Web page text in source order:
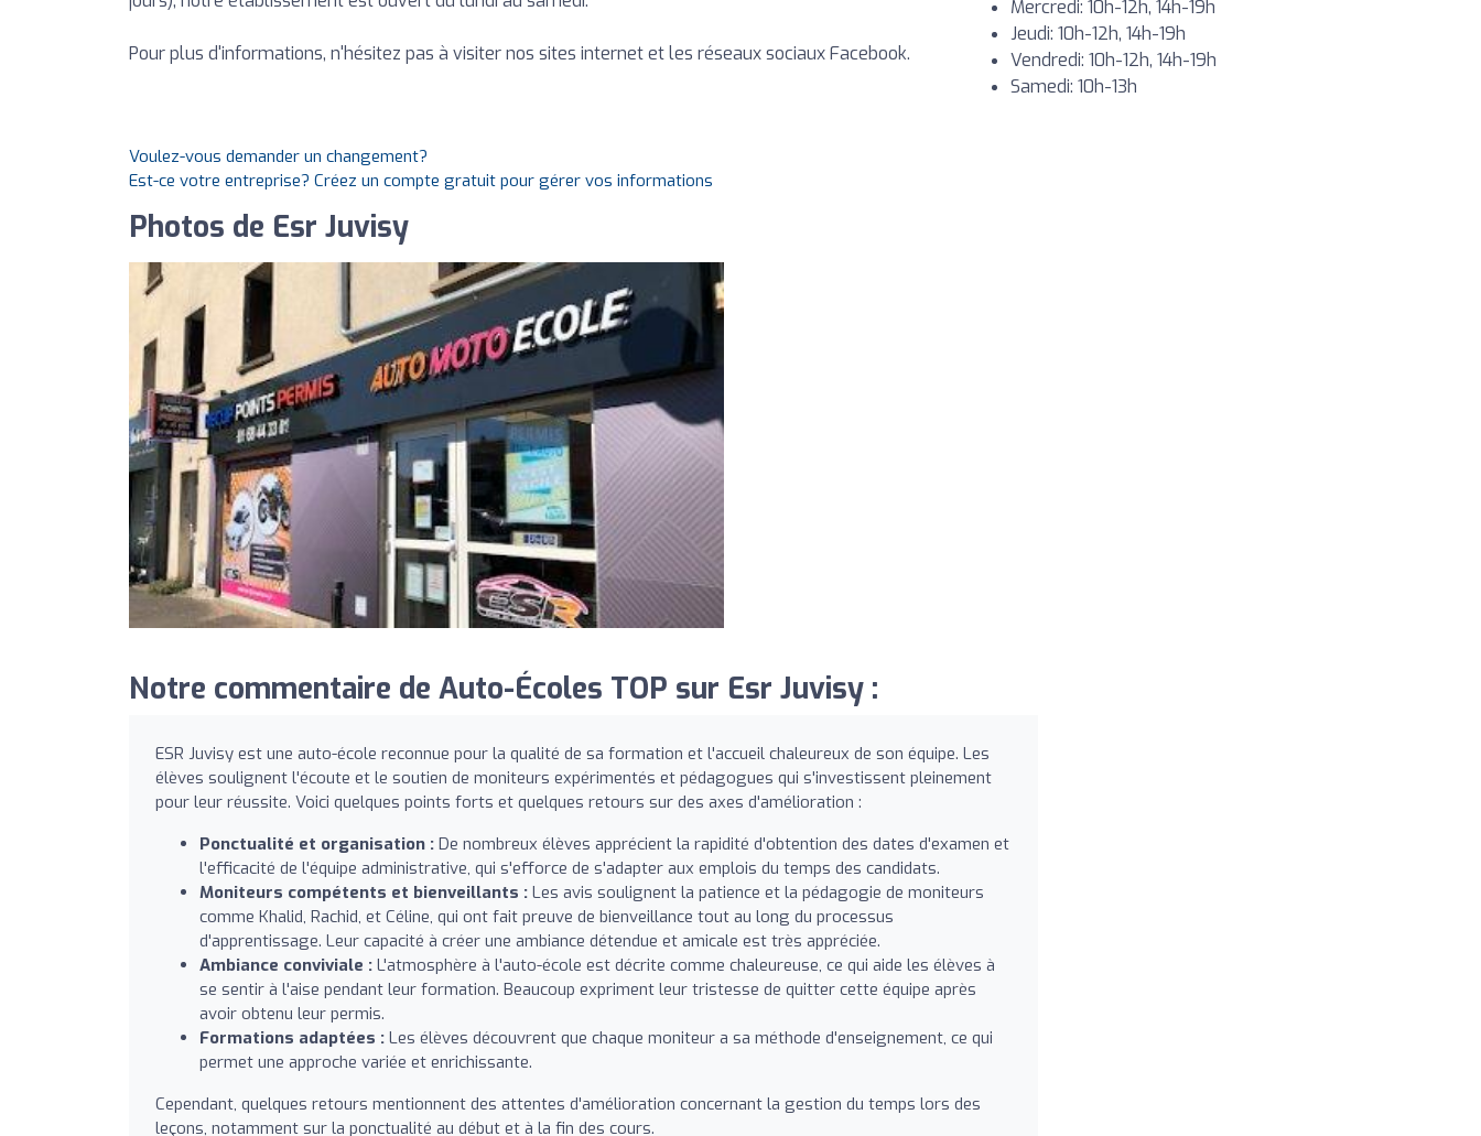
Pour plus d'informations, n'hésitez pas à visiter nos sites internet et les réseaux sociaux Facebook.
Mercredi: 10h-12h, 14h-19h
Jeudi: 10h-12h, 14h-19h
Vendredi: 10h-12h, 14h-19h
Samedi: 10h-13h
Voulez-vous demander un changement?
Est-ce votre entreprise? Créez un compte gratuit pour gérer vos informations
Photos de Esr Juvisy
Notre commentaire de Auto-Écoles TOP sur Esr Juvisy :
ESR Juvisy est une auto-école reconnue pour la qualité de sa formation et l'accueil chaleureux de son équipe. Les
élèves soulignent l'écoute et le soutien de moniteurs expérimentés et pédagogues qui s'investissent pleinement
pour leur réussite. Voici quelques points forts et quelques retours sur des axes d'amélioration :
Ponctualité et organisation : De nombreux élèves apprécient la rapidité d'obtention des dates d'examen et
l'efficacité de l'équipe administrative, qui s'efforce de s'adapter aux emplois du temps des candidats.
Moniteurs compétents et bienveillants : Les avis soulignent la patience et la pédagogie de moniteurs
comme Khalid, Rachid, et Céline, qui ont fait preuve de bienveillance tout au long du processus
d'apprentissage. Leur capacité à créer une ambiance détendue et amicale est très appréciée.
Ambiance conviviale : L'atmosphère à l'auto-école est décrite comme chaleureuse, ce qui aide les élèves à
se sentir à l'aise pendant leur formation. Beaucoup expriment leur tristesse de quitter cette équipe après
avoir obtenu leur permis.
Formations adaptées : Les élèves découvrent que chaque moniteur a sa méthode d'enseignement, ce qui
permet une approche variée et enrichissante.
Cependant, quelques retours mentionnent des attentes d'amélioration concernant la gestion du temps lors des
leçons, notamment sur la ponctualité au début et à la fin des cours.